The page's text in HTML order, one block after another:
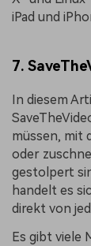
iPad und
7.
In diesem
müssen, mit
oder
gestolpert
handelt es
direkt von
Es gibt viele